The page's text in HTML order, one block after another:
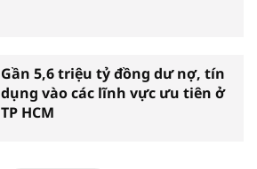
Gần 5,6 triệu tỷ đồng dư nợ, tín
dụng vào các lĩnh vực ưu tiên ở
TP HCM